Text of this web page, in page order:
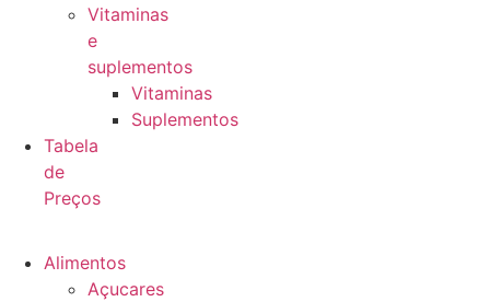
Vitaminas
e
suplementos
Vitaminas
Suplementos
Tabela
de
Preços
Alimentos
Açucares